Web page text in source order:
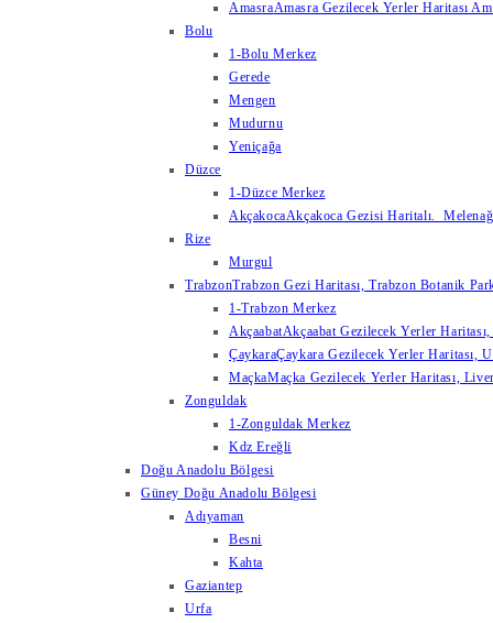
AmasraAmasra Gezilecek Yerler Haritası
Bolu
1-Bolu Merkez
Gerede
Mengen
Mudurnu
Yeniçağa
Düzce
1-Düzce Merkez
AkçakocaAkçakoca Gezisi Haritalı.
Rize
Murgul
TrabzonTrabzon Gezi Haritası, Trabzon Botanik
1-Trabzon Merkez
AkçaabatAkçaabat Gezilecek Yerler
ÇaykaraÇaykara Gezilecek Yerler Haritası,
MaçkaMaçka Gezilecek Yerler Haritası,
Zonguldak
1-Zonguldak Merkez
Kdz Ereğli
Doğu Anadolu Bölgesi
Güney Doğu Anadolu Bölgesi
Adıyaman
Besni
Kahta
Gaziantep
Urfa